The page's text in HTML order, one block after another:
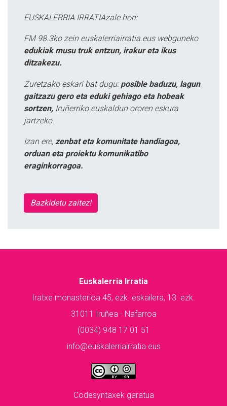
EUSKALERRIA IRRATIAzale hori:
FM 98.3ko zein euskalerriairratia.eus webguneko
edukiak musu truk entzun, irakur eta ikus
ditzakezu.
Zuretzako eskari bat dugu: posible baduzu, lagun
gaitzazu gero eta eduki gehiago eta hobeak
sortzen, Iruñerriko euskaldun ororen eskura
jartzeko.
Izan ere, zenbat eta komunitate handiagoa,
orduan eta proiektu komunikatibo
eraginkorragoa.
Bazkidetu zaitez!
Euskalerria Irratia
Iratxe monasterioa 45, ezk. eskailera, 13. ezk.
31011 Iruñea - Nafarroa
(0034) 948 17 01 51
info@euskalerriairratia.eus
Codesyntaxek garatua